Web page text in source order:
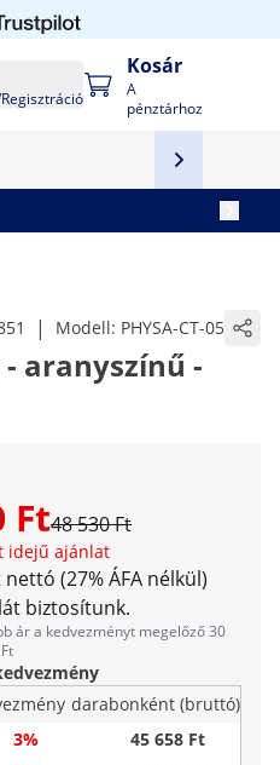
Kosár
A
pénztárhoz
| Modell: PHYSA-CT-05
aranyszínű -
Ft48 530 Ft
idejű ajánlat
nettó (27% ÁFA nélkül)
biztosítunk.
ár a kedvezményt megelőző 30
darabonként (bruttó)
3%
45 658 Ft